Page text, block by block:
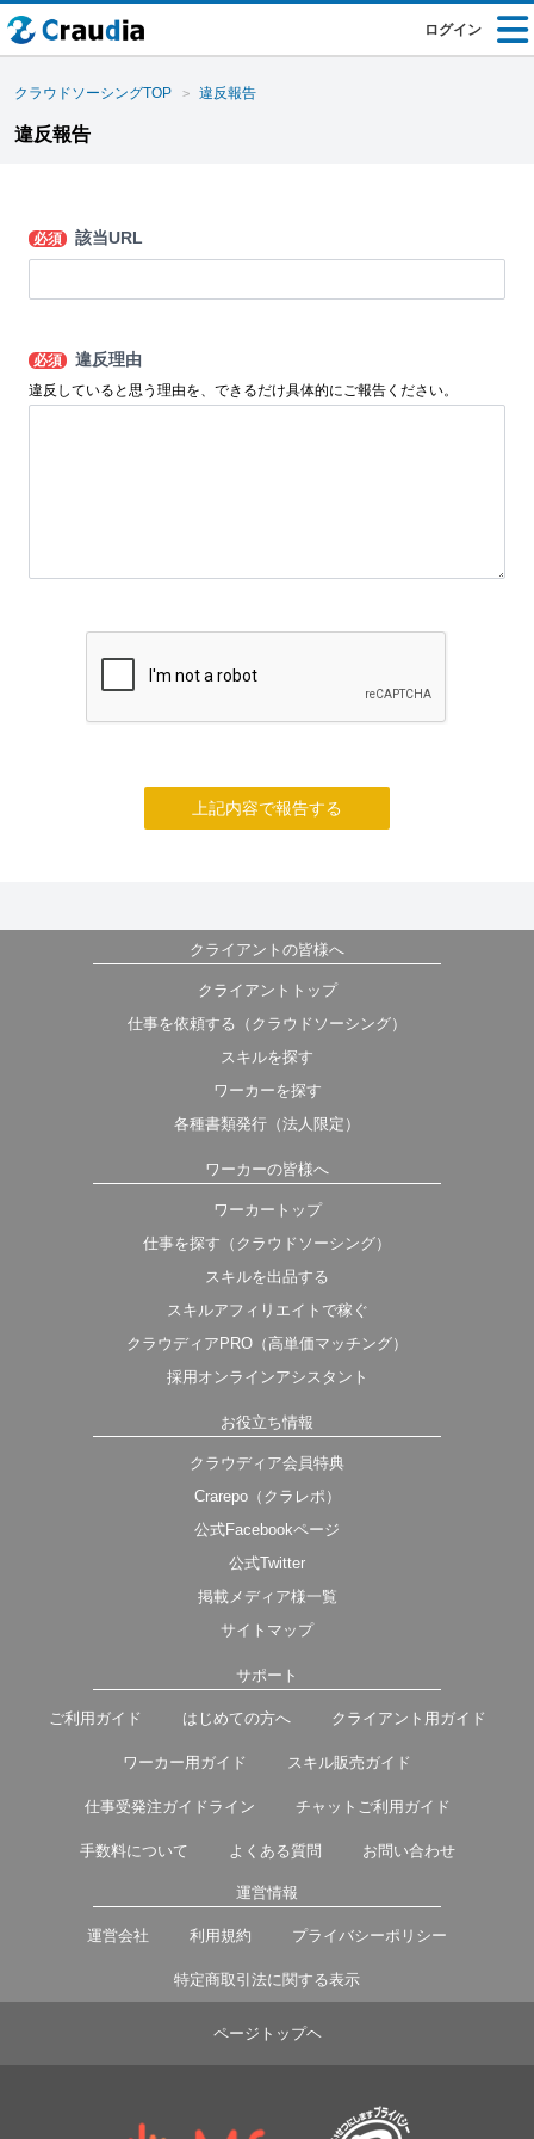
ログイン
クラウドソーシングTOP 違反報告
違反報告
必須 該当URL
必須 違反理由
違反していると思う理由を、できるだけ具体的にご報告ください。
上記内容で報告する
クライアントの皆様へ
クライアントトップ
仕事を依頼する（クラウドソーシング）
スキルを探す
ワーカーを探す
各種書類発行（法人限定）
ワーカーの皆様へ
ワーカートップ
仕事を探す（クラウドソーシング）
スキルを出品する
スキルアフィリエイトで稼ぐ
クラウディアPRO（高単価マッチング）
採用オンラインアシスタント
お役立ち情報
クラウディア会員特典
Crarepo（クラレポ）
公式Facebookページ
公式Twitter
掲載メディア様一覧
サイトマップ
サポート
ご利用ガイド はじめての方へ クライアント用ガイド
ワーカー用ガイド スキル販売ガイド
仕事受発注ガイドライン チャットご利用ガイド
手数料について よくある質問 お問い合わせ
運営情報
運営会社 利用規約 プライバシーポリシー
特定商取引法に関する表示
ページトップヘ